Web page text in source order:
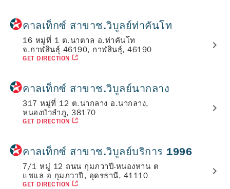
คาลเท็กซ์ สาขาช.วิบูลย์ท่าคันโท
16 หมู่ที่ 1 ต.นาตาล อ.ท่าคันโท
จ.กาฬสินธุ์ 46190, กาฬสินธุ์, 46190
GET DIRECTION
คาลเท็กซ์ สาขาช.วิบูลย์นากลาง
317 หมู่ที่ 12 ต.นากลาง อ.นากลาง,
หนองบัวลำภู, 38170
GET DIRECTION
คาลเท็กซ์ สาขาช.วิบูลย์บริการ 1996
7/1 หมู่ 12 ถนน กุมภวาปี-หนองหาน ต
แชแล อ กุมภวาปี, อุดรธานี, 41110
GET DIRECTION